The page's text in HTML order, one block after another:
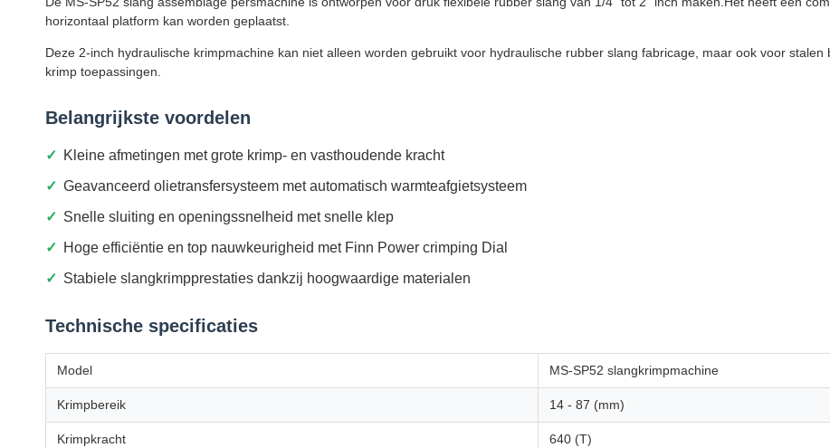
horizontaal platform kan worden geplaatst.
Deze 2-inch hydraulische krimpmachine kan niet alleen worden gebruikt voor hydraulische rubber slang fabricage, maar ook voor
krimp toepassingen.
Belangrijkste voordelen
Kleine afmetingen met grote krimp- en vasthoudende kracht
Geavanceerd olietransfersysteem met automatisch warmteafgietsysteem
Snelle sluiting en openingssnelheid met snelle klep
Hoge efficiëntie en top nauwkeurigheid met Finn Power crimping Dial
Stabiele slangkrimpprestaties dankzij hoogwaardige materialen
Technische specificaties
Model MS-SP52 slangkrimpmachine
Krimpbereik 14 - 87 (mm)
Krimpkracht 640 (T)